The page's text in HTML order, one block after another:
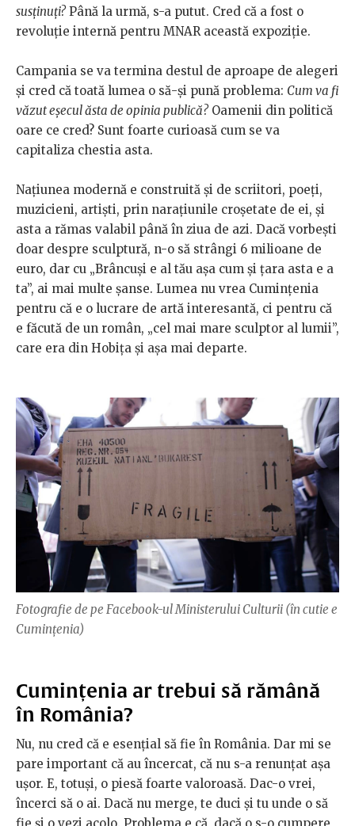
susținuți? Până la urmă, s-a putut. Cred că a fost o
revoluție internă pentru MNAR această expoziție.
Campania se va termina destul de aproape de alegeri
și cred că toată lumea o să-și pună problema: Cum va fi
văzut eșecul ăsta de opinia publică? Oamenii din politică
oare ce cred? Sunt foarte curioasă cum se va
capitaliza chestia asta.
Națiunea modernă e construită și de scriitori, poeți,
muzicieni, artiști, prin narațiunile croșetate de ei, și
asta a rămas valabil până în ziua de azi. Dacă vorbești
doar despre sculptură, n-o să strângi 6 milioane de
euro, dar cu „Brâncuși e al tău așa cum și țara asta e a
ta”, ai mai multe șanse. Lumea nu vrea Cumințenia
pentru că e o lucrare de artă interesantă, ci pentru că
e făcută de un român, „cel mai mare sculptor al lumii”,
care era din Hobița și așa mai departe.
Fotografie de pe Facebook-ul Ministerului Culturii (în cutie e
Cumințenia)
Cumințenia ar trebui să rămână
în România?
Nu, nu cred că e esențial să fie în România. Dar mi se
pare important că au încercat, că nu s-a renunțat așa
ușor. E, totuși, o piesă foarte valoroasă. Dac-o vrei,
încerci să o ai. Dacă nu merge, te duci și tu unde o să